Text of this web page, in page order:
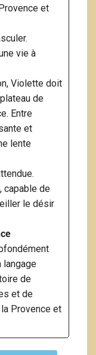
et
vie à
Violette doit
de
Entre
et
lente
capable de
le désir
langage
de
et de
Provence et